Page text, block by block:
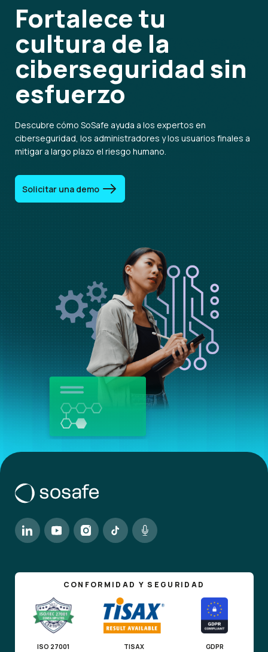
Fortalece tu
cultura de la
ciberseguridad sin
esfuerzo
Descubre cómo SoSafe ayuda a los expertos en
ciberseguridad, los administradores y los usuarios finales a
mitigar a largo plazo el riesgo humano.
Solicitar una demo
CONFORMIDAD Y SEGURIDAD
ISO 27001 TISAX GDPR